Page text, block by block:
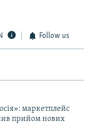
Follow us
маркетплейс
прийом нових